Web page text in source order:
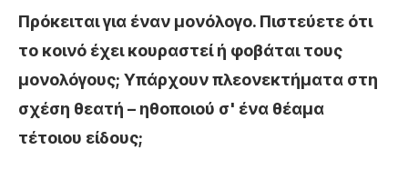
Πρόκειται για έναν μονόλογο. Πιστεύετε ότι
το κοινό έχει κουραστεί ή φοβάται τους
μονολόγους; Υπάρχουν πλεονεκτήματα στη
σχέση θεατή – ηθοποιού σ' ένα θέαμα
τέτοιου είδους;